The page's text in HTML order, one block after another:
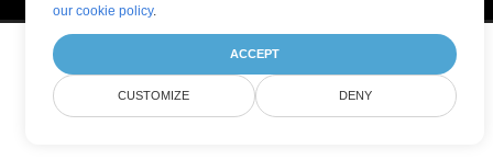
our cookie policy.
ACCEPT
CUSTOMIZE DENY